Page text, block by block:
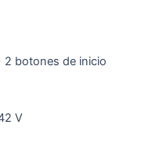
2 botones de inicio
V